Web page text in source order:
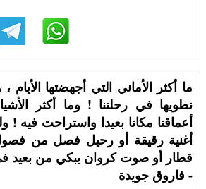
ما أكثر الأماني التي أجهضتها الأيام
نطويها في رحلتنا ! وما أكثر
أعماقنا مكانا بعيدا واستراحت فيه !
أغنية رقيقة أو رحيل فصل من
قطار أو صوت كروان يبكي من بعيد
- فاروق جويدة